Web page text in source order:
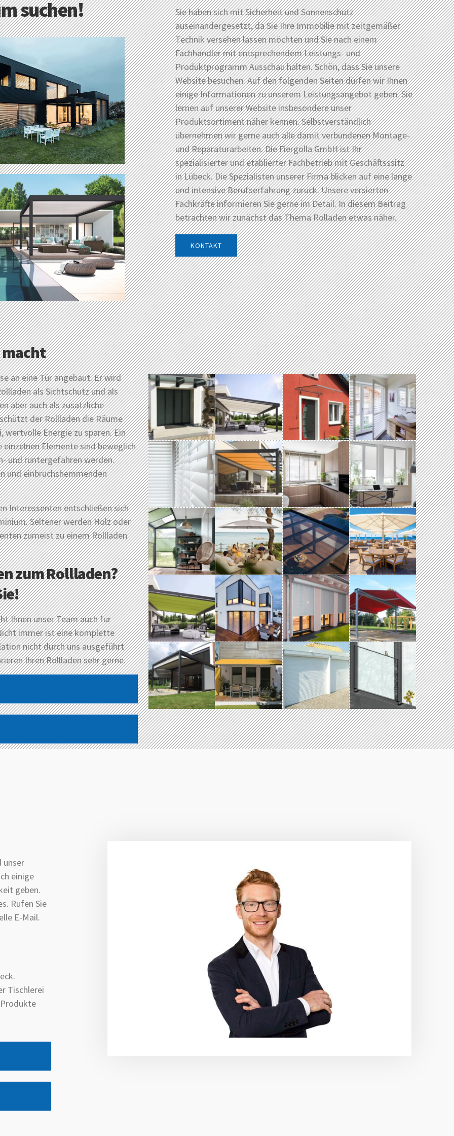
suchen!
Sie haben sich mit Sicherheit und Sonnenschutz
auseinandergesetzt, da Sie Ihre Immobilie mit zeitgemäßer
Technik versehen lassen möchten und Sie nach einem
Fachhändler mit entsprechendem Leistungs- und
Produktprogramm Ausschau halten. Schön, dass Sie unsere
Website besuchen. Auf den folgenden Seiten dürfen wir Ihnen
einige Informationen zu unserem Leistungsangebot geben. Sie
lernen auf unserer Website insbesondere unser
Produktsortiment näher kennen. Selbstverständlich
übernehmen wir gerne auch alle damit verbundenen Montage-
und Reparaturarbeiten. Die Fiergolla GmbH ist Ihr
spezialisierter und etablierter Fachbetrieb mit Geschäftsssitz
in Lübeck. Die Spezialisten unserer Firma blicken auf eine lange
und intensive Berufserfahrung zurück. Unsere versierten
Fachkräfte informieren Sie gerne im Detail. In diesem Beitrag
betrachten wir zunächst das Thema Rolladen etwas näher.
KONTAKT
macht
an eine Tür angebaut. Er wird
als Sichtschutz und als
aber auch als zusätzliche
der Rollladen die Räume
wertvolle Energie zu sparen. Ein
Elemente sind beweglich
und runtergefahren werden.
und einbruchshemmenden
Interessenten entschließen sich
Seltener werden Holz oder
zumeist zu einem Rollladen
zum Rollladen?
Ihnen unser Team auch für
immer ist eine komplette
nicht durch uns ausgeführt
Ihren Rollladen sehr gerne.
unser
einige
geben.
Rufen Sie
E-Mail.
Tischlerei
Produkte